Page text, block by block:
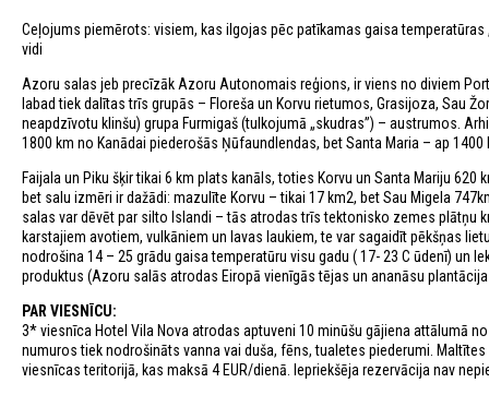
Ceļojums piemērots: visiem, kas ilgojas pēc patīkamas gaisa
vidi
Azoru salas jeb precīzāk Azoru Autonomais reģions, ir viens no diviem
labad tiek dalītas trīs grupās – Floreša un Korvu rietumos, Grasijoza, Sau
neapdzīvotu klinšu) grupa Furmigaš (tulkojumā „skudras”) – austrumos.
1800 km no Kanādai piederošās Ņūfaundlendas, bet Santa Maria – ap
Faijala un Piku šķir tikai 6 km plats kanāls, toties Korvu un Santa Mariju
bet salu izmēri ir dažādi: mazulīte Korvu – tikai 17 km2, bet Sau Migela
salas var dēvēt par silto Islandi – tās atrodas trīs tektonisko zemes plātņu
karstajiem avotiem, vulkāniem un lavas laukiem, te var sagaidīt pēkšņas
nodrošina 14 – 25 grādu gaisa temperatūru visu gadu ( 17- 23 C ūdenī) un
produktus (Azoru salās atrodas Eiropā vienīgās tējas un ananāsu
PAR VIESNĪCU:
3* viesnīca Hotel Vila Nova atrodas aptuveni 10 minūšu gājiena attālumā
numuros tiek nodrošināts vanna vai duša, fēns, tualetes piederumi.
viesnīcas teritorijā, kas maksā 4 EUR/dienā. Iepriekšēja rezervācija nav